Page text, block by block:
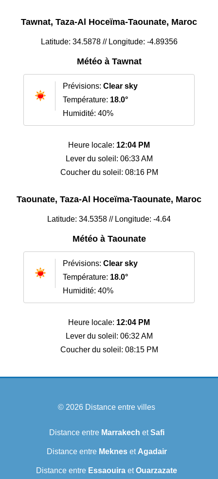
Tawnat, Taza-Al Hoceïma-Taounate, Maroc
Latitude: 34.5878 // Longitude: -4.89356
Météo à Tawnat
Prévisions: Clear sky
Température: 18.0°
Humidité: 40%
Heure locale: 12:04 PM
Lever du soleil: 06:33 AM
Coucher du soleil: 08:16 PM
Taounate, Taza-Al Hoceïma-Taounate, Maroc
Latitude: 34.5358 // Longitude: -4.64
Météo à Taounate
Prévisions: Clear sky
Température: 18.0°
Humidité: 40%
Heure locale: 12:04 PM
Lever du soleil: 06:32 AM
Coucher du soleil: 08:15 PM
© 2026 Distance entre villes
Distance entre Marrakech etSafi
Distance entre Mekneset Agadair
Distance entre Essaouira etOuarzazate